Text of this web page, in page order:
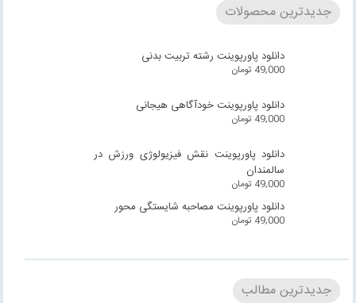
جدیدترین محصولات
دانلود پاورپوینت رشته تربیت بدنی
49,000 تومان
دانلود پاورپوینت خودآگاهی هیجانی
49,000 تومان
دانلود پاورپوینت نقش فیزیولوژی ورزش در
سالمندان
49,000 تومان
دانلود پاورپوینت مصاحبه شایستگی محور
49,000 تومان
جدیدترین مطالب